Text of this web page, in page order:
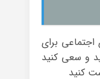
اجتماعی برای
و سعی کنید
کنید